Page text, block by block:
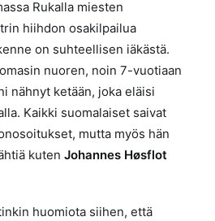
Rukalla miesten
hiihdon osakilpailua
on suhteellisen iäkästä.
nuoren, noin 7-vuotiaan
nähnyt ketään, joka eläisi
Kaikki suomalaiset saivat
mutta myös hän
kuten Johannes Høsflot
huomiota siihen, että